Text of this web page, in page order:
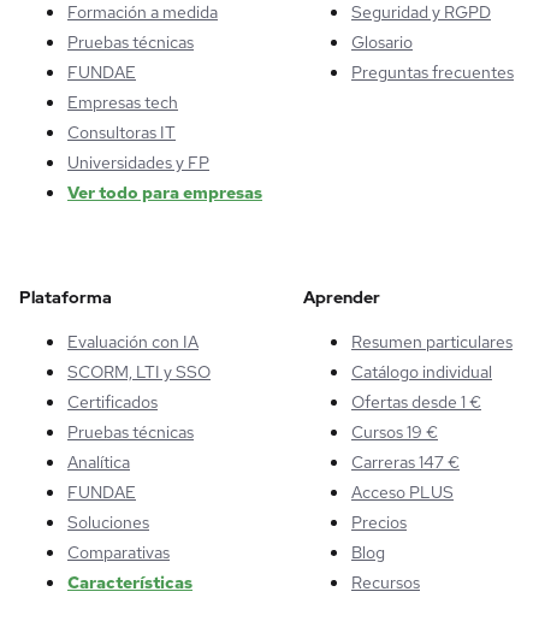
Formación a medida
Pruebas técnicas
FUNDAE
Empresas tech
Consultoras IT
Universidades y FP
Ver todo para empresas
Seguridad y RGPD
Glosario
Preguntas frecuentes
Plataforma
Evaluación con IA
SCORM, LTI y SSO
Certificados
Pruebas técnicas
Analítica
FUNDAE
Soluciones
Comparativas
Características
Aprender
Resumen particulares
Catálogo individual
Ofertas desde 1 €
Cursos 19 €
Carreras 147 €
Acceso PLUS
Precios
Blog
Recursos